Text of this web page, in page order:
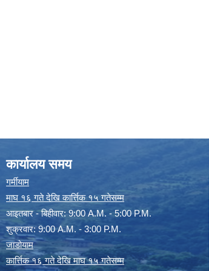
कार्यालय समय
गर्मीयाम
माघ १६ गते देखि कार्त्तिक १५ गतेसम्म
आइतबार - बिहीवार: 9:00 A.M. - 5:00 P.M.
शुक्रवार: 9:00 A.M. - 3:00 P.M.
जाडोयाम
कार्त्तिक १६ गते देखि माघ १५ गतेसम्म